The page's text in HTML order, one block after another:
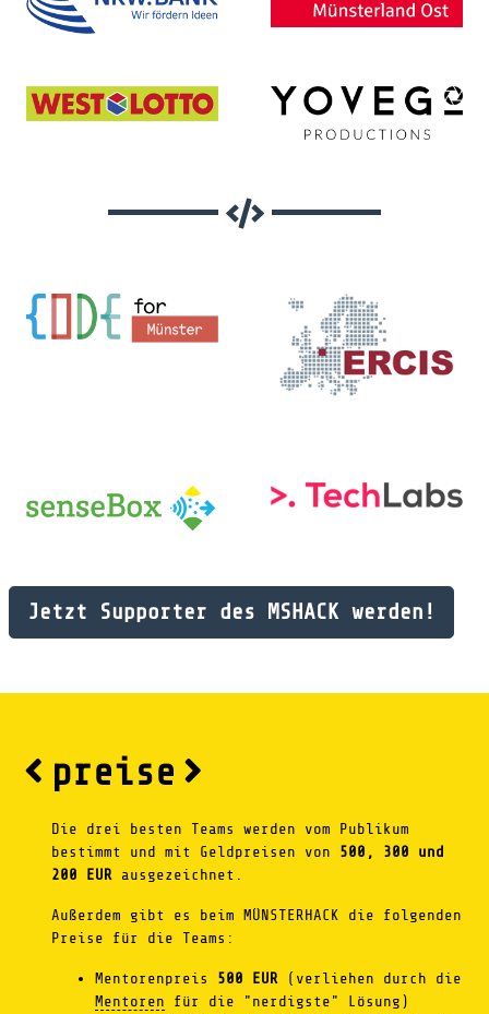
Jetzt Supporter des MSHACK werden!
preise
Die drei besten Teams werden vom Publikum
bestimmt und mit Geldpreisen von 500, 300 und
200 EUR ausgezeichnet.
Außerdem gibt es beim MÜNSTERHACK die folgenden
Preise für die Teams:
Mentorenpreis 500 EUR (verliehen durch die
Mentoren für die "nerdigste" Lösung)